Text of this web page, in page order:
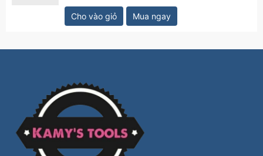
Cho vào giỏ Mua ngay